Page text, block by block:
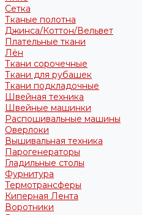
Сетка
Тканые полотна
Джинса/Коттон/Вельвет
Плательные ткани
Лён
Ткани сорочечные
Ткани для рубашек
Ткани подкладочные
Швейная техника
Швейные машинки
Распошивальные машины
Оверлоки
Вышивальная техника
Парогенераторы
Гладильные столы
Фурнитура
Термотрансферы
Киперная Лента
Воротники